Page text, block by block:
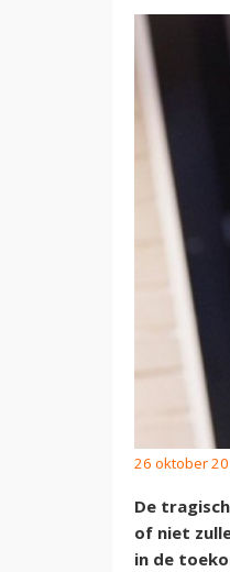
26 oktober
De
of niet
in de